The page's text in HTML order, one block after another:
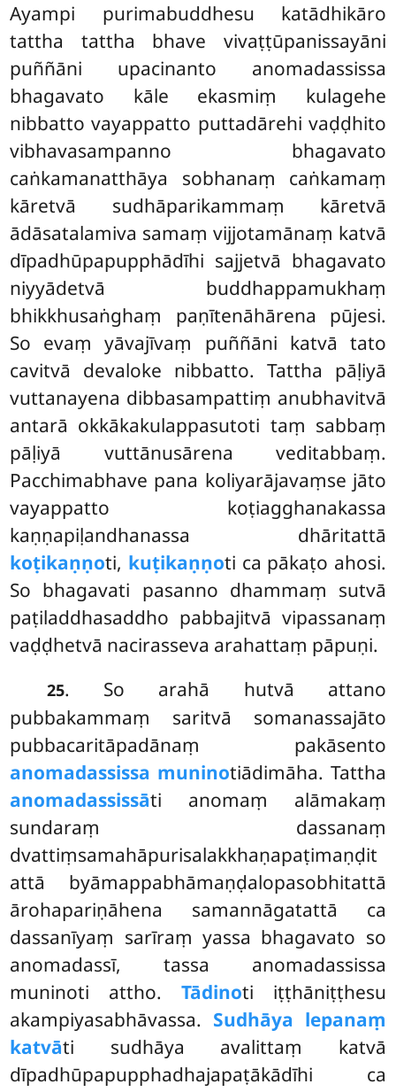
Ayampi purimabuddhesu katādhikāro
tattha tattha bhave vivaṭṭūpanissayāni
puññāni upacinanto anomadassissa
bhagavato kāle ekasmiṃ kulagehe
nibbatto vayappatto puttadārehi vaḍḍhito
vibhavasampanno bhagavato
caṅkamanatthāya sobhanaṃ caṅkamaṃ
kāretvā sudhāparikammaṃ kāretvā
ādāsatalamiva samaṃ vijjotamānaṃ katvā
dīpadhūpapupphādīhi sajjetvā bhagavato
niyyādetvā buddhappamukhaṃ
bhikkhusaṅghaṃ paṇītenāhārena pūjesi.
So evaṃ yāvajīvaṃ puññāni katvā tato
cavitvā devaloke nibbatto. Tattha pāḷiyā
vuttanayena dibbasampattiṃ anubhavitvā
antarā okkākakulappasutoti taṃ sabbaṃ
pāḷiyā vuttānusārena veditabbaṃ.
Pacchimabhave pana koliyarājavaṃse jāto
vayappatto koṭiagghanakassa
kaṇṇapiḷandhanassa dhāritattā
koṭikaṇṇoti, kuṭikaṇṇoti ca pākaṭo ahosi.
So bhagavati pasanno dhammaṃ sutvā
paṭiladdhasaddho pabbajitvā vipassanaṃ
vaḍḍhetvā nacirasseva arahattaṃ pāpuṇi.
25. So arahā hutvā attano
pubbakammaṃ saritvā somanassajāto
pubbacaritāpadānaṃ pakāsento
anomadassissa muninotiādimāha. Tattha
anomadassissāti anomaṃ alāmakaṃ
sundaraṃ dassanaṃ
dvattiṃsamahāpurisalakkhaṇapaṭimaṇḍit
attā byāmappabhāmaṇḍalopasobhitattā
ārohapariṇāhena samannāgatattā ca
dassanīyaṃ sarīraṃ yassa bhagavato so
anomadassī, tassa anomadassissa
muninoti attho. Tādinoti iṭṭhāniṭṭhesu
akampiyasabhāvassa. Sudhāya lepanaṃ
katvāti sudhāya avalittaṃ katvā
dīpadhūpapupphadhajapaṭākādīhi ca